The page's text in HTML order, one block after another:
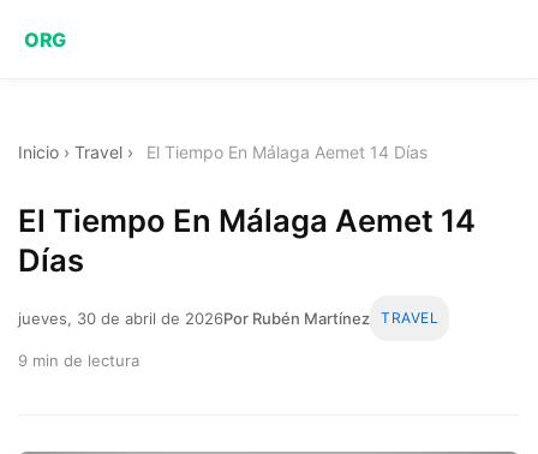
ORG
Inicio › Travel › El Tiempo En Málaga Aemet 14 Días
El Tiempo En Málaga Aemet 14
Días
jueves, 30 de abril de 2026Por Rubén Martínez TRAVEL
9 min de lectura